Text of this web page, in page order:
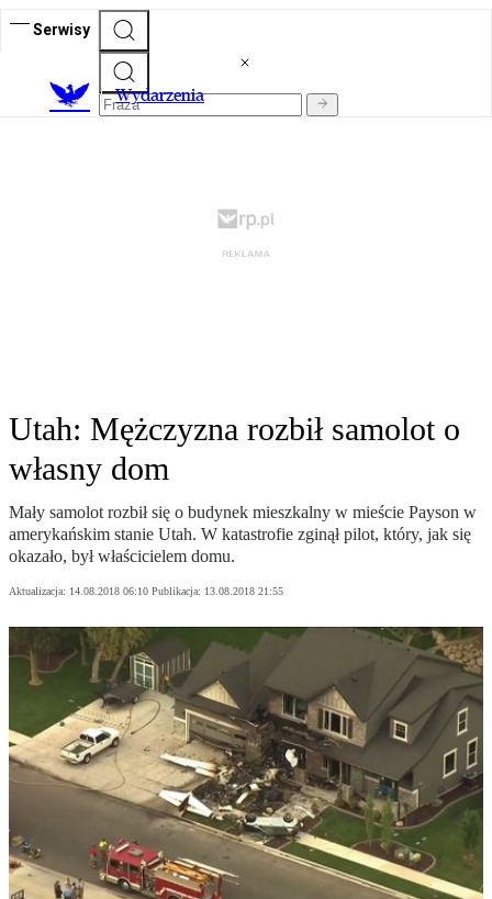
Serwisy
Wydarzenia
Utah: Mężczyzna rozbił samolot o
własny dom
Mały samolot rozbił się o budynek mieszkalny w mieście Payson w
amerykańskim stanie Utah. W katastrofie zginął pilot, który, jak się
okazało, był właścicielem domu.
Aktualizacja: 14.08.2018 06:10 Publikacja: 13.08.2018 21:55